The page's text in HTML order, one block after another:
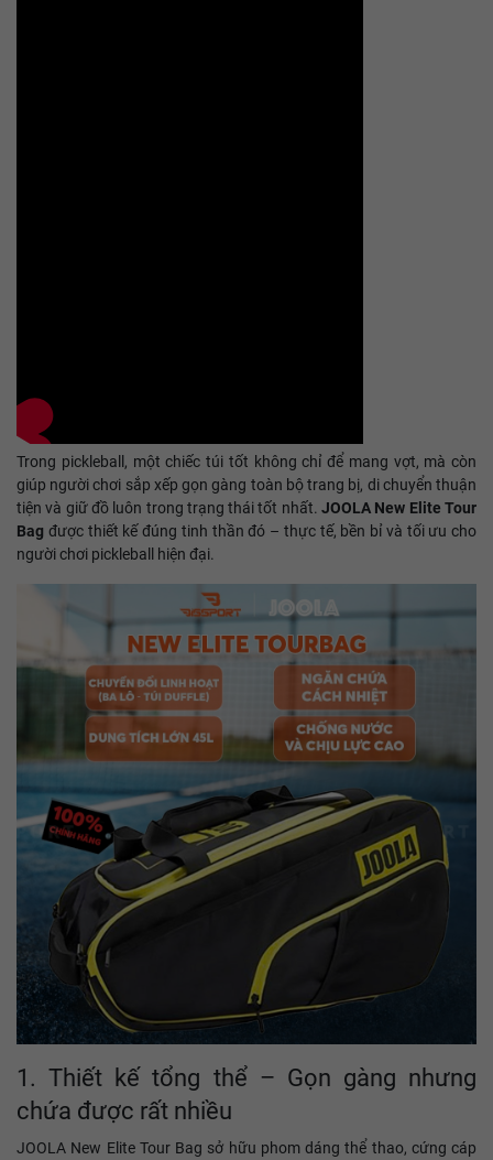
Trong pickleball, một chiếc túi tốt không chỉ để mang vợt, mà còn
giúp người chơi sắp xếp gọn gàng toàn bộ trang bị, di chuyển thuận
tiện và giữ đồ luôn trong trạng thái tốt nhất.JOOLA New Elite Tour
Bag được thiết kế đúng tinh thần đó – thực tế, bền bỉ và tối ưu cho
người chơi pickleball hiện đại.
1. Thiết kế tổng thể – Gọn gàng nhưng
chứa được rất nhiều
JOOLA New Elite Tour Bag sở hữu phom dáng thể thao, cứng cáp